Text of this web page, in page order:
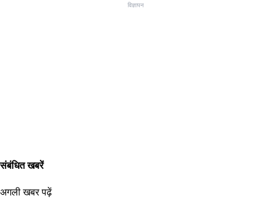
विज्ञापन
संबंधित खबरें
अगली खबर पढ़ें